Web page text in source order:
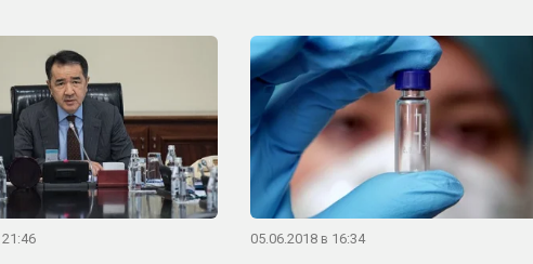
05.06.2018 в 16:34